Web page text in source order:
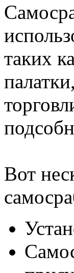
таких
Вот